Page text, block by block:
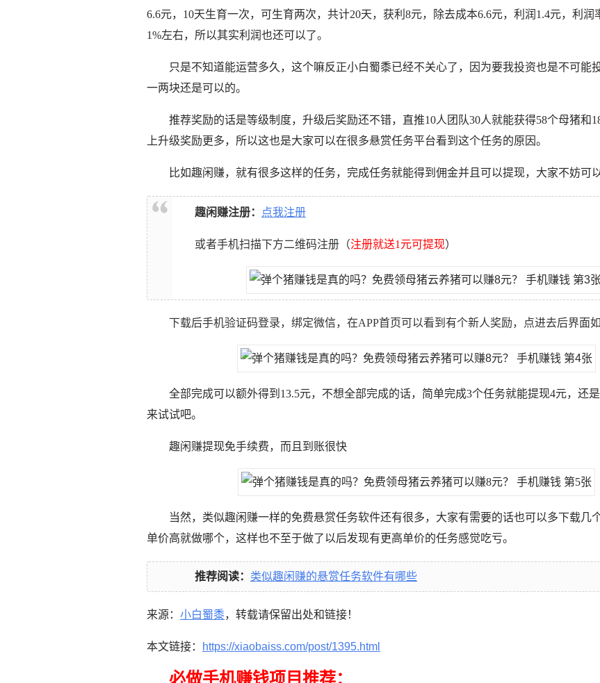
6.6元，10天生育一次，可生育两次，共计20天，获利8元，除去成本6.6元，利润1.4元，利润
1%左右，所以其实利润也还可以了。
只是不知道能运营多久，这个嘛反正小白蜀黍已经不关心了，因为要我投资也是不可能
一两块还是可以的。
推荐奖励的话是等级制度，升级后奖励还不错，直推10人团队30人就能获得58个母猪和
上升级奖励更多，所以这也是大家可以在很多悬赏任务平台看到这个任务的原因。
比如趣闲赚，就有很多这样的任务，完成任务就能得到佣金并且可以提现，大家不妨可
趣闲赚注册： 点我注册
或者手机扫描下方二维码注册（注册就送1元可提现）
下载后手机验证码登录，绑定微信，在APP首页可以看到有个新人奖励，点进去后界面
全部完成可以额外得到13.5元，不想全部完成的话，简单完成3个任务就能提现4元，还
来试试吧。
趣闲赚提现免手续费，而且到账很快
当然，类似趣闲赚一样的免费悬赏任务软件还有很多，大家有需要的话也可以多下载几
单价高就做哪个，这样也不至于做了以后发现有更高单价的任务感觉吃亏。
推荐阅读： 类似趣闲赚的悬赏任务软件有哪些
来源： 小白蜀黍，转载请保留出处和链接！
本文链接： https://xiaobaiss.com/post/1395.html
必做手机赚钱项目推荐：